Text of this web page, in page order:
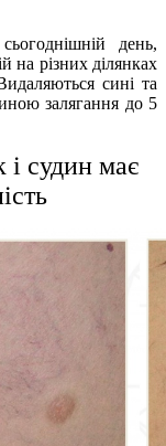
день,
на різних ділянках
сині та
залягання до 5
і судин має